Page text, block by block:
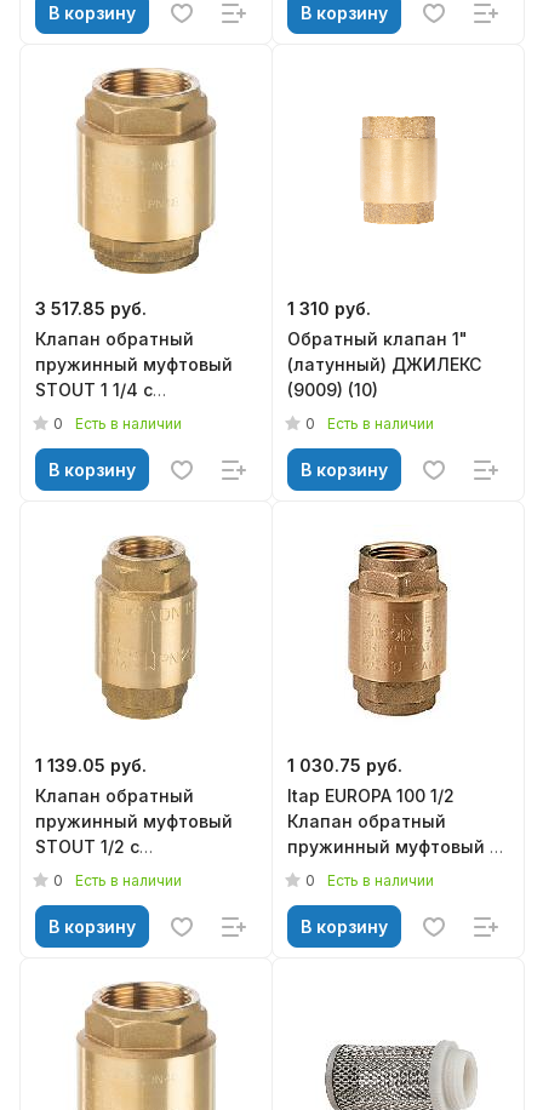
В корзину В корзину
3 517.85 руб.
Клапан обратный
пружинный муфтовый
STOUT 1 1/4 с
металлическим седлом
0 Есть в наличии
В корзину
1 310 руб.
Обратный клапан 1"
(латунный) ДЖИЛЕКС
(9009) (10)
0 Есть в наличии
В корзину
1 139.05 руб.
Клапан обратный
пружинный муфтовый
STOUT 1/2 с
металлическим седлом
0 Есть в наличии
В корзину
1 030.75 руб.
Itap EUROPA 100 1/2
Клапан обратный
пружинный муфтовый с
металлическим седлом
0 Есть в наличии
В корзину